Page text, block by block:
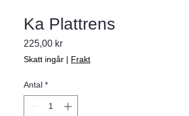
Ka Plattrens
225,00 krPris
Skatt ingår | Frakt
Antal *